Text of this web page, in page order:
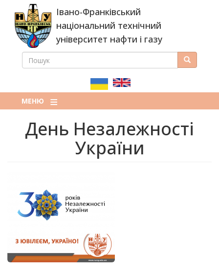
основного
вмісту
Івано-Франківський
національний технічний
університет нафти і газу
ПОШУКОВА
ПОШУК Пошук
МЕНЮ
День Незалежності
України